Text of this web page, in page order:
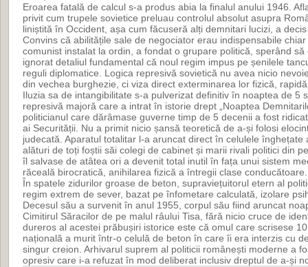
Eroarea fatală de calcul s-a produs abia la finalul anului 1946.
privit cum trupele sovietice preluau controlul absolut asupra
liniștită în Occident, așa cum făcuseră alți demnitari lucizi, a
Convins că abilitățile sale de negociator erau indispensabile
comunist instalat la ordin, a fondat o grupare politică, sperând să
ignorat detaliul fundamental că noul regim impus pe șenilele
reguli diplomatice. Logica represivă sovietică nu avea nicio
din vechea burghezie, ci viza direct exterminarea lor fizică,
Iluzia sa de intangibilitate s-a pulverizat definitiv în noaptea de 5
represivă majoră care a intrat în istorie drept „Noaptea
politicianul care dărâmase guverne timp de 5 decenii a fost
ai Securității. Nu a primit nicio șansă teoretică de a-și folosi
judecată. Aparatul totalitar l-a aruncat direct în celulele înghețate
alături de toți foștii săi colegi de cabinet și marii rivali politici din
îl salvase de atâtea ori a devenit total inutil în fața unui sistem
răceală birocratică, anihilarea fizică a întregii clase conducătoare.
În spatele zidurilor groase de beton, supraviețuitorul etern al
regim extrem de sever, bazat pe înfometare calculată, izolare
Decesul său a survenit în anul 1955, corpul său fiind aruncat
Cimitirul Săracilor de pe malul râului Tisa, fără nicio cruce de
dureros al acestei prăbușiri istorice este că omul care scrisese
națională a murit într-o celulă de beton în care îi era interzis cu
singur creion. Arhivarul suprem al politicii românești moderne a
opresiv care i-a refuzat în mod deliberat inclusiv dreptul de a-și